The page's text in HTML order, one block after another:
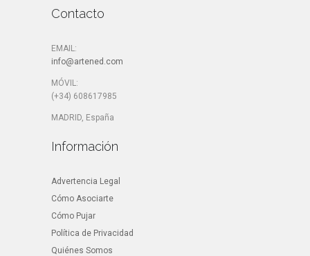
Contacto
EMAIL:
info@artened.com
MÓVIL:
(+34) 608617985
MADRID, España
Información
Advertencia Legal
Cómo Asociarte
Cómo Pujar
Política de Privacidad
Quiénes Somos